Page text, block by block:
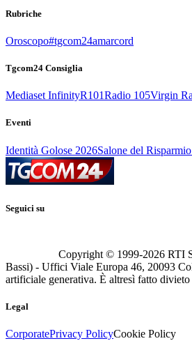
Rubriche
Oroscopo#tgcom24amarcord
Tgcom24 Consiglia
Mediaset InfinityR101Radio 105Virgin
Eventi
Identità Golose 2026Salone del
Seguici su
Copyright © 1999-2026 RTI
Bassi) - Uffici Viale Europa 46, 20093
artificiale generativa. È altresì fatto
Legal
CorporatePrivacy PolicyCookie Policy